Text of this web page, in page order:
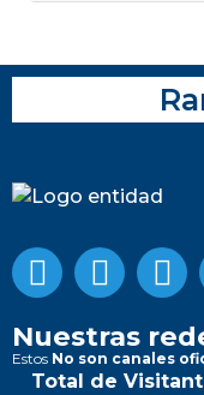
Nuestras
Estos No son canales
Total de